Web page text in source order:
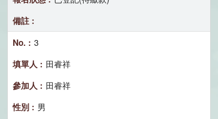
3
田睿祥
田睿祥
男